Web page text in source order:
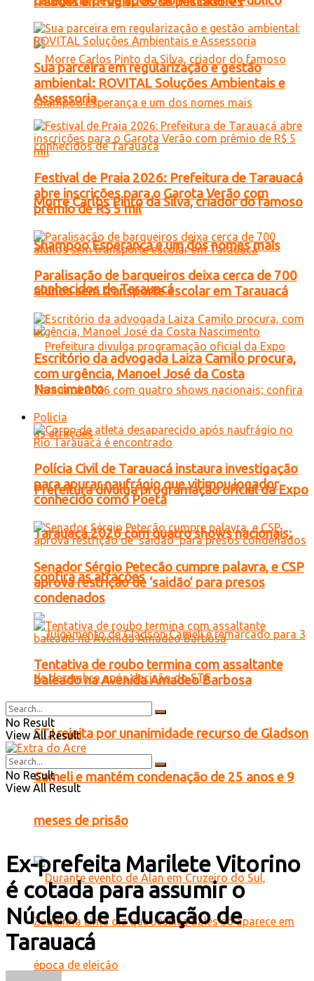
Morre Carlos Pinto da Silva, criador do famoso
Shampoo Esperança e um dos nomes mais
conhecidos de Tarauacá
Prefeitura divulga programação oficial da Expo
Tarauacá 2026 com quatro shows nacionais;
confira as atrações
STJ rejeita por unanimidade recurso de Gladson
Cameli e mantém condenação de 25 anos e 9
meses de prisão
Sua parceira em regularização e gestão
ambiental: ROVITAL Soluções Ambientais e
Assessoria
Festival de Praia 2026: Prefeitura de Tarauacá
abre inscrições para o Garota Verão com
prêmio de R$ 5 mil
Paralisação de barqueiros deixa cerca de 700
alunos sem transporte escolar em Tarauacá
Escritório da advogada Laiza Camilo procura,
com urgência, Manoel José da Costa
Nascimento
Polícia
Polícia Civil de Tarauacá instaura investigação
para apurar naufrágio que vitimou jogador
conhecido como Poeta
Senador Sérgio Petecão cumpre palavra, e CSP
aprova restrição de ‘saidão’ para presos
condenados
Tentativa de roubo termina com assaltante
baleado na Avenida Amadeo Barbosa
No Result
View All Result
No Result
View All Result
Ex-prefeita Marilete Vitorino
é cotada para assumir o
Núcleo de Educação de
Tarauacá